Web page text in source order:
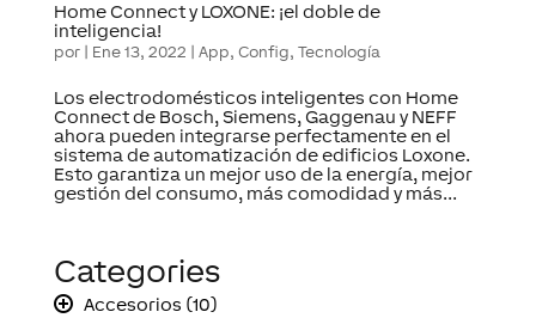
Home Connect y LOXONE: ¡el doble de
inteligencia!
por Ene 13, 2022 App, Config, Tecnología
Los electrodomésticos inteligentes con Home
Connect de Bosch, Siemens, Gaggenau y NEFF
ahora pueden integrarse perfectamente en el
sistema de automatización de edificios Loxone.
Esto garantiza un mejor uso de la energía, mejor
gestión del consumo, más comodidad y más...
Categories
Accesorios (10)